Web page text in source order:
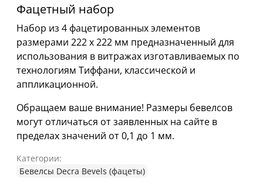
Фацетный набор
Набор из 4 фацетированных элементов
размерами 222 х 222 мм предназначенный для
использования в витражах изготавливаемых по
технологиям Тиффани, классической и
аппликационной.
Обращаем ваше внимание! Размеры бевелсов
могут отличаться от заявленных на сайте в
пределах значений от 0,1 до 1 мм.
Категории:
Бевелсы Decra Bevels (фацеты)